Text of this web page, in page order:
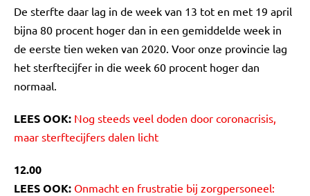
De sterfte daar lag in de week van 13 tot en met 19 april
bijna 80 procent hoger dan in een gemiddelde week in
de eerste tien weken van 2020. Voor onze provincie lag
het sterftecijfer in die week 60 procent hoger dan
normaal.
LEES OOK: Nog steeds veel doden door coronacrisis,
maar sterftecijfers dalen licht
12.00
LEES OOK: Onmacht en frustratie bij zorgpersoneel: